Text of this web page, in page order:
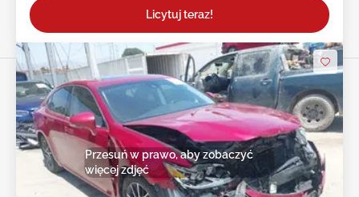
Licytuj teraz!
Przesuń w prawo, aby zobaczyć
więcej zdjęć